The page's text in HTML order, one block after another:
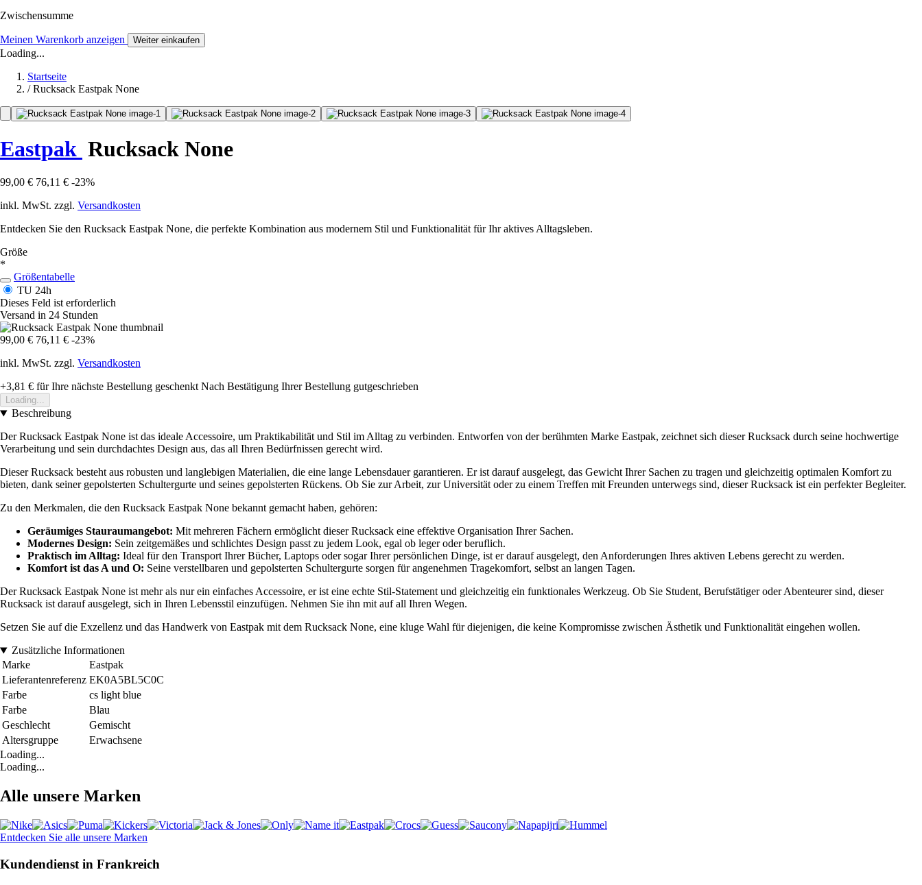
Zwischensumme
Meinen Warenkorb anzeigen Weiter einkaufen
Loading...
Startseite
/ Rucksack Eastpak None
Eastpak Rucksack None
99,00 € 76,11 € -23%
inkl. MwSt. zzgl. Versandkosten
Entdecken Sie den Rucksack Eastpak None, die perfekte Kombination aus modernem Stil und Funktionalität für Ihr aktives Alltagsleben.
Größe
*
Größentabelle
TU 24h
Dieses Feld ist erforderlich
Versand in 24 Stunden
99,00 € 76,11 € -23%
inkl. MwSt. zzgl. Versandkosten
+3,81 € für Ihre nächste Bestellung geschenkt Nach Bestätigung Ihrer Bestellung gutgeschrieben
Loading...
Beschreibung
Der Rucksack Eastpak None ist das ideale Accessoire, um Praktikabilität und Stil im Alltag zu verbinden. Entworfen von der berühmten Marke Eastpak, zeichnet sich dieser Rucksack durch seine hochwertige
Verarbeitung und sein durchdachtes Design aus, das all Ihren Bedürfnissen gerecht wird.
Dieser Rucksack besteht aus robusten und langlebigen Materialien, die eine lange Lebensdauer garantieren. Er ist darauf ausgelegt, das Gewicht Ihrer Sachen zu tragen und gleichzeitig optimalen Komfort zu
bieten, dank seiner gepolsterten Schultergurte und seines gepolsterten Rückens. Ob Sie zur Arbeit, zur Universität oder zu einem Treffen mit Freunden unterwegs sind, dieser Rucksack ist ein perfekter Begleiter.
Zu den Merkmalen, die den Rucksack Eastpak None bekannt gemacht haben, gehören:
Geräumiges Stauraumangebot: Mit mehreren Fächern ermöglicht dieser Rucksack eine effektive Organisation Ihrer Sachen.
Modernes Design: Sein zeitgemäßes und schlichtes Design passt zu jedem Look, egal ob leger oder beruflich.
Praktisch im Alltag: Ideal für den Transport Ihrer Bücher, Laptops oder sogar Ihrer persönlichen Dinge, ist er darauf ausgelegt, den Anforderungen Ihres aktiven Lebens gerecht zu werden.
Komfort ist das A und O: Seine verstellbaren und gepolsterten Schultergurte sorgen für angenehmen Tragekomfort, selbst an langen Tagen.
Der Rucksack Eastpak None ist mehr als nur ein einfaches Accessoire, er ist eine echte Stil-Statement und gleichzeitig ein funktionales Werkzeug. Ob Sie Student, Berufstätiger oder Abenteurer sind, dieser
Rucksack ist darauf ausgelegt, sich in Ihren Lebensstil einzufügen. Nehmen Sie ihn mit auf all Ihren Wegen.
Setzen Sie auf die Exzellenz und das Handwerk von Eastpak mit dem Rucksack None, eine kluge Wahl für diejenigen, die keine Kompromisse zwischen Ästhetik und Funktionalität eingehen wollen.
Zusätzliche Informationen
Marke
Eastpak
Lieferantenreferenz EK0A5BL5C0C
Farbe
cs light blue
Farbe
Blau
Geschlecht
Gemischt
Altersgruppe
Erwachsene
Loading...
Loading...
Alle unsere Marken
Entdecken Sie alle unsere Marken
Kundendienst in Frankreich